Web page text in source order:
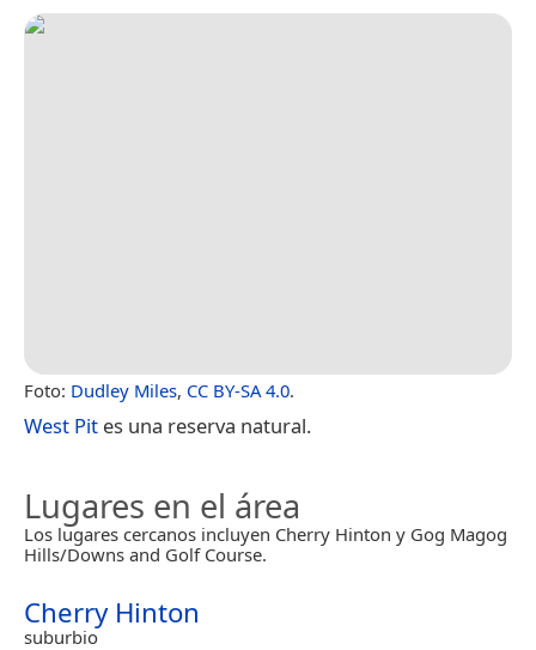
Foto: Dudley Miles, CC BY-SA 4.0.
West Pit es una reserva natural.
Lugares en el área
Los lugares cercanos incluyen Cherry Hinton y Gog Magog
Hills/Downs and Golf Course.
Cherry Hinton
suburbio